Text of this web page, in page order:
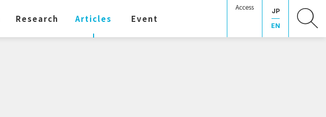
Research Articles Event
Access
JP
EN